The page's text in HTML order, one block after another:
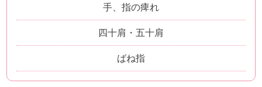
手、指の痺れ
四十肩・五十肩
ばね指